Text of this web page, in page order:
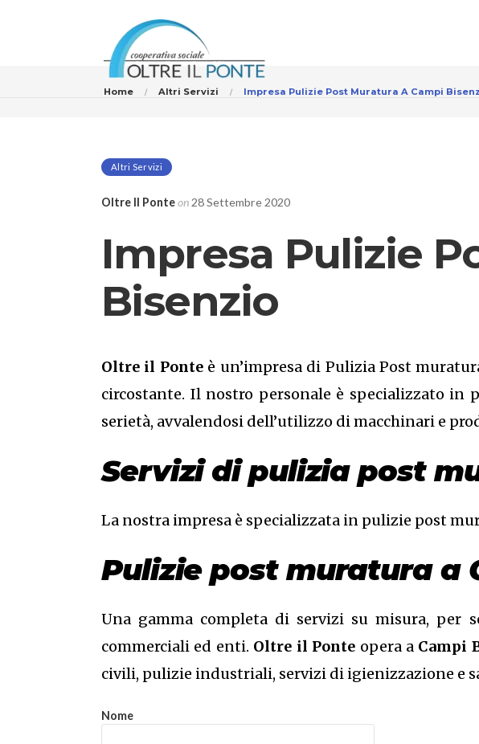
Home Altri Servizi Impresa Pulizie Post Muratura A Campi
Altri Servizi
Oltre Il Ponteon28 Settembre 2020
Impresa Pulizie
Bisenzio
Oltre il Ponteè un’impresa di Pulizia Post
circostante. Il nostro personale è specializzato in
serietà, avvalendosi dell’utilizzo di macchinari e
Servizi di pulizia post
La nostra impresa è specializzata in pulizie post
Pulizie post muratura a
Una gamma completa di servizi su misura, per
commerciali ed enti. Oltre il Ponte opera a Campi
civili, pulizie industriali, servizi di igienizzazione e
Nome